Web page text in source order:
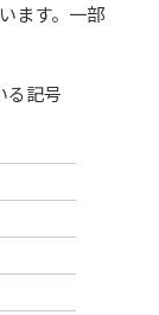
ます。一部
る記号